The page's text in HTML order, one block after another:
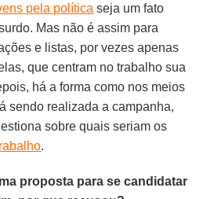
pela política seja um fato
Mas não é assim para
e listas, por vezes apenas
que centram no trabalho sua
há a forma como nos meios
sendo realizada a campanha,
sobre quais seriam os
.
proposta para se candidatar